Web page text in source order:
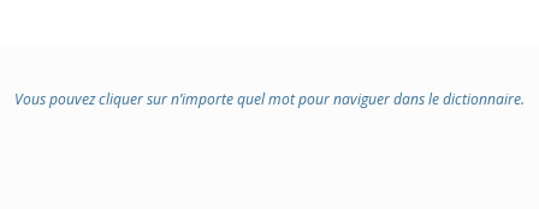
Vous pouvez cliquer sur n’importe quel mot pour naviguer dans le dictionnaire.